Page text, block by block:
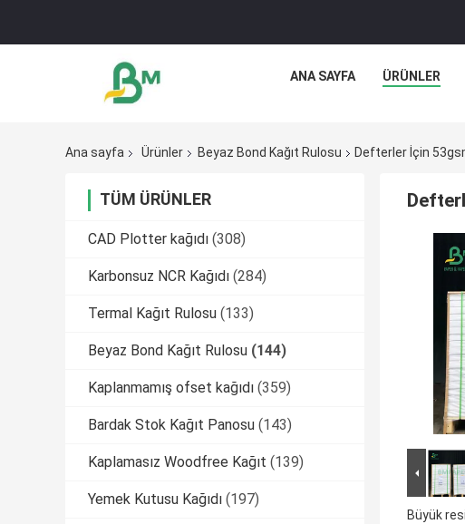
ANA SAYFA ÜRÜNLER
Ana sayfa Ürünler Beyaz Bond Kağıt Rulosu Defterler İçin
TÜM ÜRÜNLER
CAD Plotter kağıdı (308)
Karbonsuz NCR Kağıdı (284)
Termal Kağıt Rulosu (133)
Beyaz Bond Kağıt Rulosu (144)
Kaplanmamış ofset kağıdı (359)
Bardak Stok Kağıt Panosu (143)
Kaplamasız Woodfree Kağıt (139)
Yemek Kutusu Kağıdı (197)
Büyük